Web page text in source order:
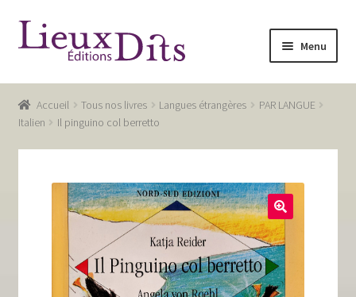
Aller
à
navigation
Aller
au
Menu
Accueil
Commande
Conditions générales de vente
Glossaire
Mentions légales / Données personnelles
Mon compte
Accueil Tous nos livres Langues étrangères
PAR LANGUE
Italien
Il pinguino col berretto